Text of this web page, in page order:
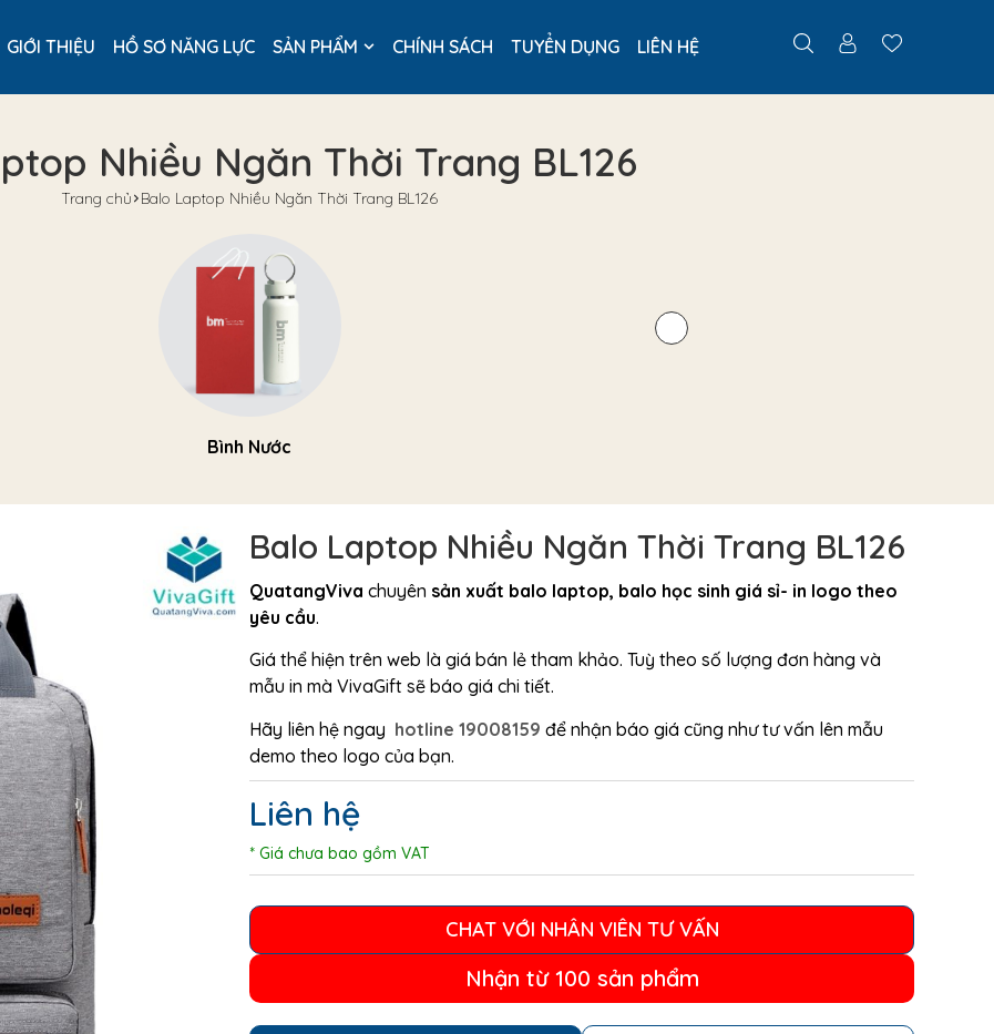
GIỚI THIỆU HỒ SƠ NĂNG LỰC SẢN PHẨM CHÍNH SÁCH TUYỂN DỤNG LIÊN HỆ
Nhiều Ngăn Thời Trang BL126
Trang chủ Balo Laptop Nhiều Ngăn Thời Trang BL126
Bình Nước
Balo Laptop Nhiều Ngăn Thời Trang BL126
QuatangViva chuyên sản xuất balo laptop, balo học sinh giá sỉ- in logo theo
yêu cầu.
Giá thể hiện trên web là giá bán lẻ tham khảo. Tuỳ theo số lượng đơn hàng và
mẫu in mà VivaGift sẽ báo giá chi tiết.
Hãy liên hệ ngay hotline 19008159 để nhận báo giá cũng như tư vấn lên mẫu
demo theo logo của bạn.
Liên hệ
* Giá chưa bao gồm VAT
CHAT VỚI NHÂN VIÊN TƯ VẤN
Nhận từ 100 sản phẩm